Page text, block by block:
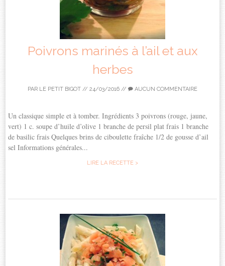
Poivrons marinés à l’ail et aux
herbes
PAR LE PETIT BIGOT // 24/03/2016 // AUCUN COMMENTAIRE
Un classique simple et à tomber. Ingrédients 3 poivrons (rouge, jaune,
vert) 1 c. soupe d’huile d’olive 1 branche de persil plat frais 1 branche
de basilic frais Quelques brins de ciboulette fraîche 1/2 de gousse d’ail
sel Informations générales...
LIRE LA RECETTE >